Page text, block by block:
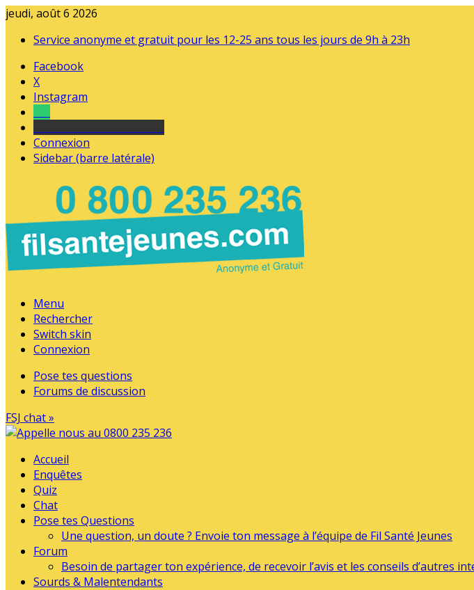
jeudi, août 6 2026
Service anonyme et gratuit pour les 12-25 ans tous les jours de 9h à 23h
Facebook
X
Instagram
Connexion
Sidebar (barre latérale)
Menu
Rechercher
Switch skin
Connexion
Pose tes questions
Forums de discussion
FSJ chat »
Accueil
Enquêtes
Quiz
Chat
Pose tes Questions
Une question, un doute ? Envoie ton message à l’équipe de Fil Santé Jeunes
Forum
Besoin de partager ton expérience, de recevoir l’avis et les conseils d’autres
Sourds & Malentendants